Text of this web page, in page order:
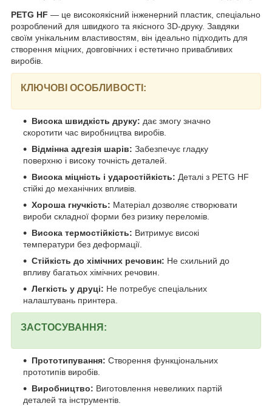
PETG HF — це високоякісний інженерний пластик, спеціально
розроблений для швидкого та якісного 3D-друку. Завдяки
своїм унікальним властивостям, він ідеально підходить для
створення міцних, довговічних і естетично привабливих
виробів.
КЛЮЧОВІ ОСОБЛИВОСТІ:
Висока швидкість друку: дає змогу значно
скоротити час виробництва виробів.
Відмінна адгезія шарів: Забезпечує гладку
поверхню і високу точність деталей.
Висока міцність і ударостійкість: Деталі з PETG HF
стійкі до механічних впливів.
Хороша гнучкість: Матеріал дозволяє створювати
вироби складної форми без ризику переломів.
Висока термостійкість: Витримує високі
температури без деформації.
Стійкість до хімічних речовин: Не схильний до
впливу багатьох хімічних речовин.
Легкість у друці: Не потребує спеціальних
налаштувань принтера.
ЗАСТОСУВАННЯ:
Прототипування: Створення функціональних
прототипів виробів.
Виробництво: Виготовлення невеликих партій
деталей та інструментів.